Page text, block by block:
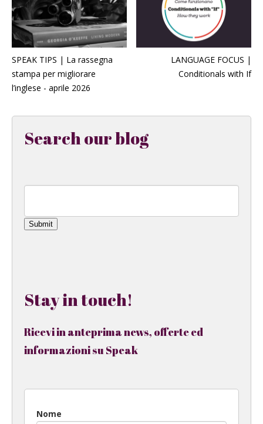
SPEAK TIPS | La rassegna
stampa per migliorare
l’inglese - aprile 2026
LANGUAGE FOCUS |
Conditionals with If
Search our blog
Submit
Stay in touch!
Ricevi in anteprima news, offerte ed
informazioni su Speak
Nome